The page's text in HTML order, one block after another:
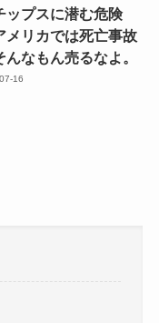
ップスに潜む危険
リカでは死亡事故
なもん売るなよ。
16